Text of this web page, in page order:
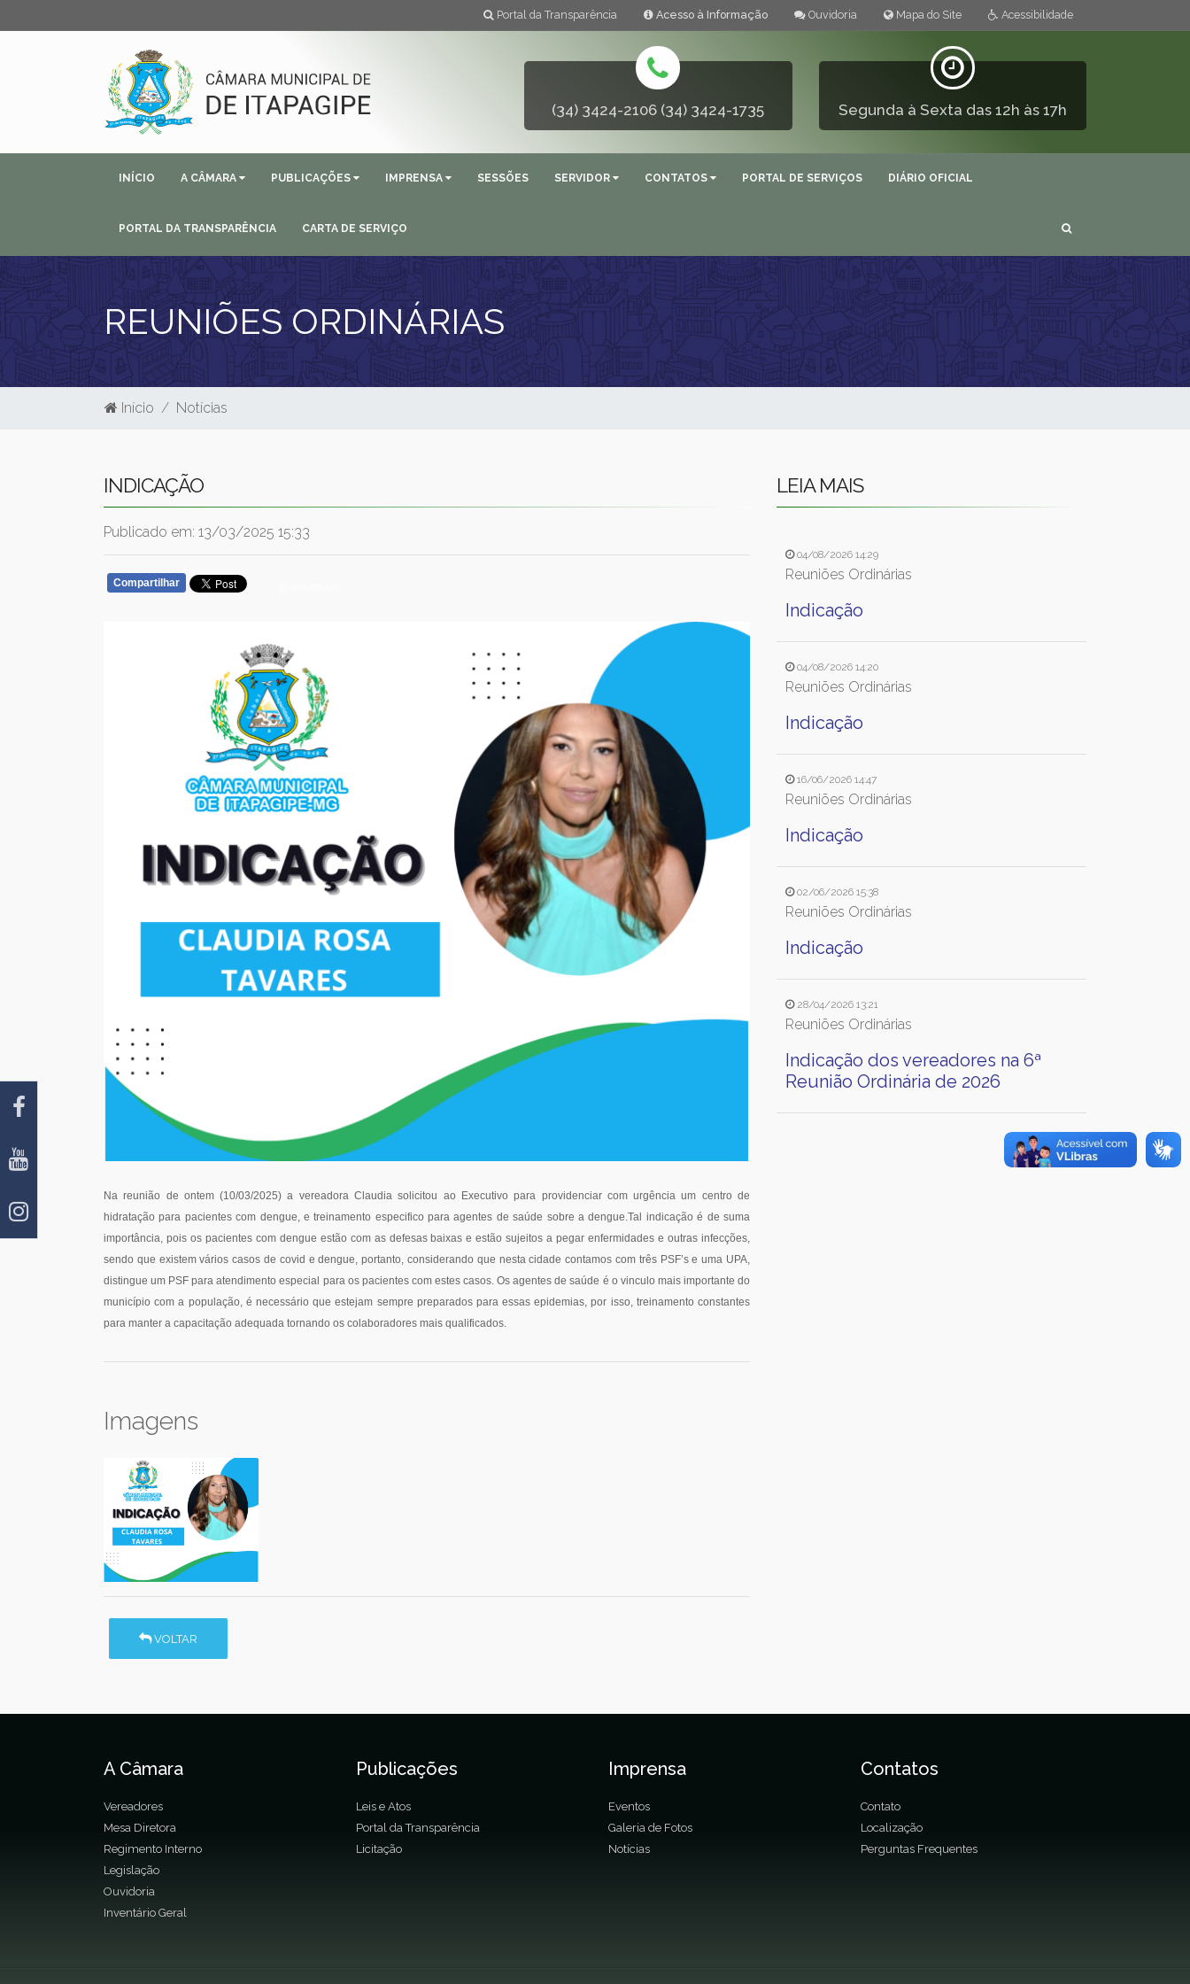
Acessibilidade
Mapa do Site
Ouvidoria
Acesso à Informação
Portal da Transparência
(34) 3424-2106 (34) 3424-1735 Segunda à Sexta das 12h às 17h
INÍCIO A CÂMARA PUBLICAÇÕES IMPRENSA SESSÕES SERVIDOR CONTATOS PORTAL DE SERVIÇOS DIÁRIO OFICIAL
PORTAL DA TRANSPARÊNCIA CARTA DE SERVIÇO
REUNIÕES ORDINÁRIAS
Início Notícias
INDICAÇÃO
Publicado em: 13/03/2025 15:33
Compartilhar
Na reunião de ontem (10/03/2025) a vereadora Claudia solicitou ao Executivo para providenciar com urgência um centro de
hidratação para pacientes com dengue, e treinamento especifico para agentes de saúde sobre a dengue.Tal indicação é de suma
importância, pois os pacientes com dengue estão com as defesas baixas e estão sujeitos a pegar enfermidades e outras infecções,
sendo que existem vários casos de covid e dengue, portanto, considerando que nesta cidade contamos com três PSF’s e uma UPA,
distingue um PSF para atendimento especial para os pacientes com estes casos. Os agentes de saúde é o vinculo mais importante do
município com a população, é necessário que estejam sempre preparados para essas epidemias, por isso, treinamento constantes
para manter a capacitação adequada tornando os colaboradores mais qualificados.
Imagens
VOLTAR
LEIA MAIS
04/08/2026 14:29
Reuniões Ordinárias
Indicação
04/08/2026 14:20
Reuniões Ordinárias
Indicação
16/06/2026 14:47
Reuniões Ordinárias
Indicação
02/06/2026 15:38
Reuniões Ordinárias
Indicação
28/04/2026 13:21
Reuniões Ordinárias
Indicação dos vereadores na 6ª
Reunião Ordinária de 2026
A Câmara
Vereadores
Mesa Diretora
Regimento Interno
Legislação
Ouvidoria
Inventário Geral
Publicações
Leis e Atos
Portal da Transparência
Licitação
Imprensa
Eventos
Galeria de Fotos
Notícias
Contatos
Contato
Localização
Perguntas Frequentes